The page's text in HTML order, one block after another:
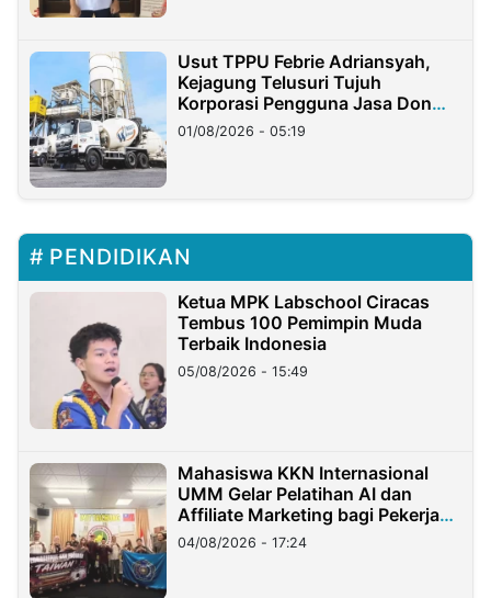
Usut TPPU Febrie Adriansyah,
Kejagung Telusuri Tujuh
Korporasi Pengguna Jasa Don
Ritto
01/08/2026 - 05:19
PENDIDIKAN
Ketua MPK Labschool Ciracas
Tembus 100 Pemimpin Muda
Terbaik Indonesia
05/08/2026 - 15:49
Mahasiswa KKN Internasional
UMM Gelar Pelatihan AI dan
Affiliate Marketing bagi Pekerja
Migran Indonesia di Taiwan
04/08/2026 - 17:24